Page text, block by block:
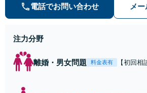
みます。ク
も多数。お
電話でお問い合わせ メ
注力分野
離婚・男女問題 料金表有
【初回相